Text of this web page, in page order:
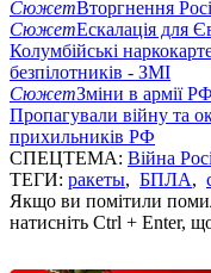
СюжетВторгнення
СюжетЕскалація для
Колумбійські
безпілотників - ЗМІ
СюжетЗміни в армії
Пропагували війну та
прихильників РФ
СПЕЦТЕМА: Війна
ТЕГИ: ракеты, БПЛА,
Якщо ви помітили
натисніть Ctrl + Enter,